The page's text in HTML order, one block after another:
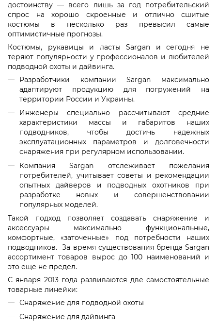
достоинству — всего лишь за год потребительский
спрос на хорошо скроенные и отлично сшитые
костюмы в несколько раз превысил самые
оптимистичные прогнозы.
Костюмы, рукавицы и ласты Sargan и сегодня не
теряют популярности у профессионалов и любителей
подводной охоты и дайвинга.
Разработчики компании Sargan максимально
адаптируют продукцию для погружений на
территории России и Украины.
Инженеры специально рассчитывают средние
характеристики массы и габаритов наших
подводников, чтобы достичь надежных
эксплуатационных параметров и долговечности
снаряжения при регулярном использовании.
Компания Sargan отслеживает пожелания
потребителей, учитывает советы и рекомендации
опытных дайверов и подводных охотников при
разработке новых и совершенствовании
популярных моделей.
Такой подход позволяет создавать снаряжение и
аксессуары максимально функциональные,
комфортные, «заточенные» под потребности наших
подводников. За время существования бренда Sargan
ассортимент товаров вырос до 100 наименований и
это еще не предел.
С января 2013 года развиваются две самостоятельные
товарные линейки:
Снаряжение для подводной охоты
Снаряжение для дайвинга